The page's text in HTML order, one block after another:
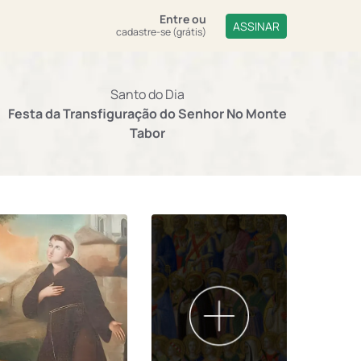
Entreou
cadastre-se (grátis) ASSINAR
Santo do Dia
Festa da Transfiguração do Senhor No Monte
Tabor